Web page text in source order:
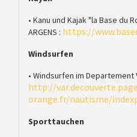
• Kanu und Kajak "la Base du
ARGENS : https://
Windsurfen
• Windsurfen im Departement
http://
orange.fr/nautisme/
Sporttauchen